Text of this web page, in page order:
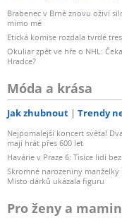
Brabenec v Brně znovu oživí
mimo mě
Etická komise rozdala tvrdé
Okuliar zpět ve hře o NHL:
Hradce?
Móda a krása
Jak zhubnout Trendy
Nejpomalejší koncert světa!
mají hrát přes 600 let
Havárie v Praze 6: Tisíce lidí
Skromné narozeniny
Místo dárků ukázala figuru
Pro ženy a